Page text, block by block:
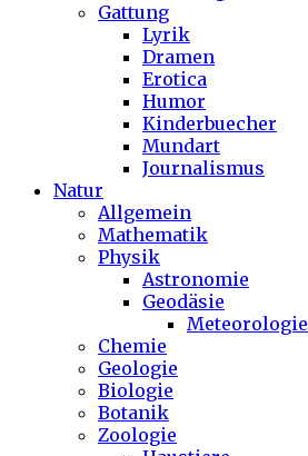
Gattung
Lyrik
Dramen
Erotica
Humor
Kinderbuecher
Mundart
Journalismus
Natur
Allgemein
Mathematik
Physik
Astronomie
Geodäsie
Meteorologie
Chemie
Geologie
Biologie
Botanik
Zoologie